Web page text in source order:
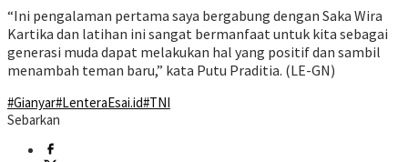
“Ini pengalaman pertama saya bergabung dengan Saka Wira
Kartika dan latihan ini sangat bermanfaat untuk kita sebagai
generasi muda dapat melakukan hal yang positif dan sambil
menambah teman baru,” kata Putu Praditia. (LE-GN)
#Gianyar#LenteraEsai.id#TNI
Sebarkan